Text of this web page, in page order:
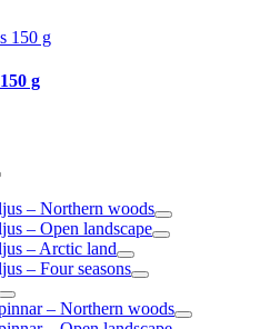
g
– Northern woods
– Open landscape
– Arctic land
– Four seasons
– Northern woods